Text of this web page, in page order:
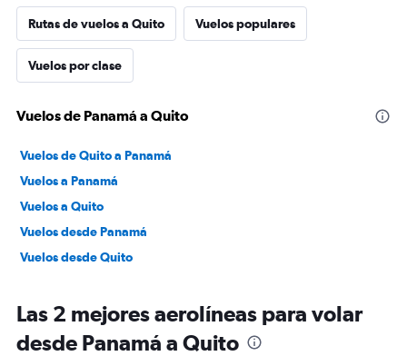
Rutas de vuelos a Quito Vuelos populares
Vuelos por clase
Vuelos de Panamá a Quito
Vuelos de Quito a Panamá
Vuelos a Panamá
Vuelos a Quito
Vuelos desde Panamá
Vuelos desde Quito
Las 2 mejores aerolíneas para volar
desde Panamá a Quito